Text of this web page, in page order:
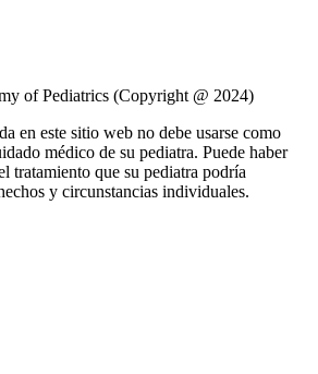
of Pediatrics (Copyright @ 2024)
en este sitio web no debe usarse como
médico de su pediatra. Puede haber
tratamiento que su pediatra podría
y circunstancias individuales.